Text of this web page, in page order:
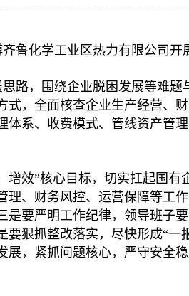
鲁化学工业区热力有限公司开
路，围绕企业脱困发展等难题
，全面核查企业生产经营、
系、收费模式、管线资产管
效”核心目标，切实扛起国有
、财务风控、运营保障等工
要严明工作纪律，领导班子
狠抓整改落实，尽快形成“一
，紧抓问题核心，严守安全